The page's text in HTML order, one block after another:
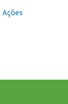
Ações